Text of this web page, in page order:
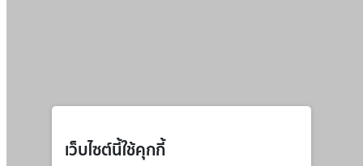
เว็บไซต์นี้ใช้คุกกี้